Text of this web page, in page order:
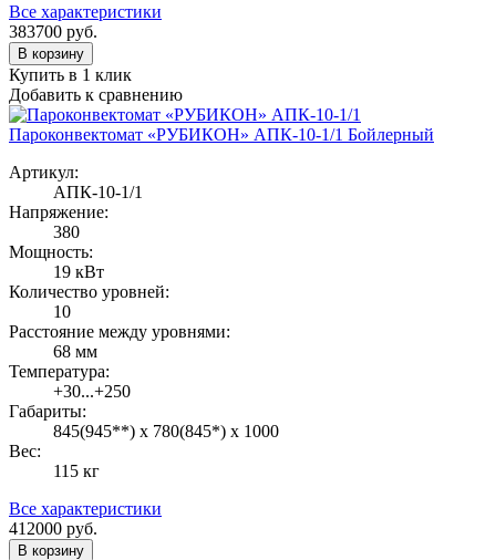
Все характеристики
383700 руб.
В корзину
Купить в 1 клик
Добавить к сравнению
Пароконвектомат «РУБИКОН» АПК-10-1/1 Бойлерный
Артикул:
АПК-10-1/1
Напряжение:
380
Мощность:
19 кВт
Количество уровней:
10
Расстояние между уровнями:
68 мм
Температура:
+30...+250
Габариты:
845(945**) х 780(845*) х 1000
Вес:
115 кг
Все характеристики
412000 руб.
В корзину